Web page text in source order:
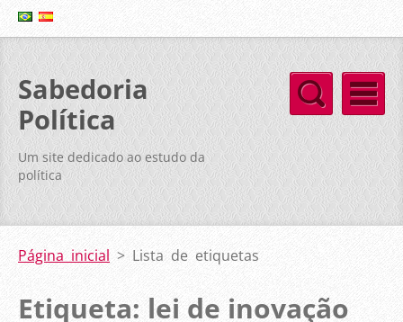
Sabedoria
Política
Um site dedicado ao estudo da
política
Página inicial > Lista de etiquetas
Etiqueta: lei de inovação